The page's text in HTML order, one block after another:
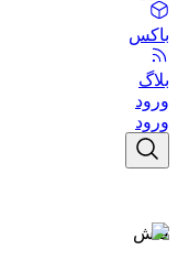
باکس
بلاگ
ورود
ورود
فلش